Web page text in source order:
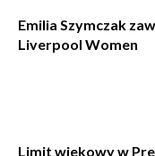
Emilia Szymczak
Liverpool Women
Limit wiekowy w